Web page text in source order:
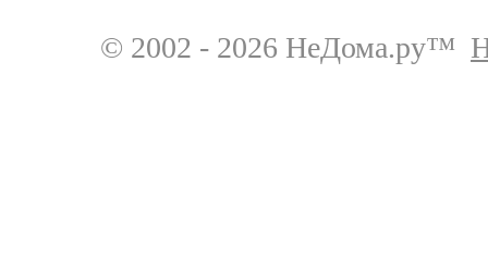
© 2002 - 2026 НеДома.ру™